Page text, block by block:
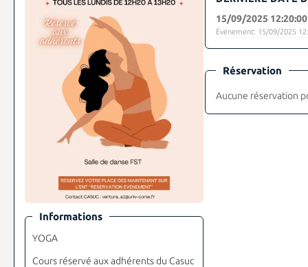
Informations
YOGA
Cours réservé aux adhérents du Casuc
15/09/2025 12:20:00
Événement: 15/09/2025
Réservation
Aucune réservation